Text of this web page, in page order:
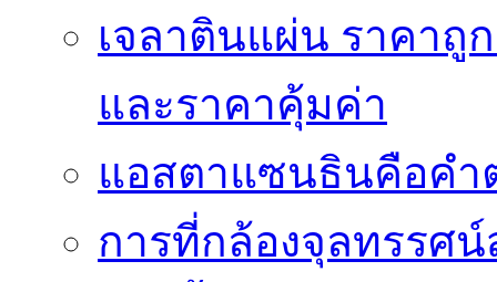
เจลาตินแผ่น ราคาถู
และราคาคุ้มค่า
แอสตาแซนธินคือค
การที่กล้องจุลทรรศ